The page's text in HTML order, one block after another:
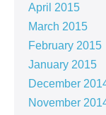
April 2015
March 2015
February 2015
January 2015
December
November